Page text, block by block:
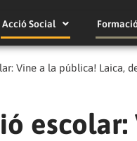
Acció Social
Vine a la pública! Laica,